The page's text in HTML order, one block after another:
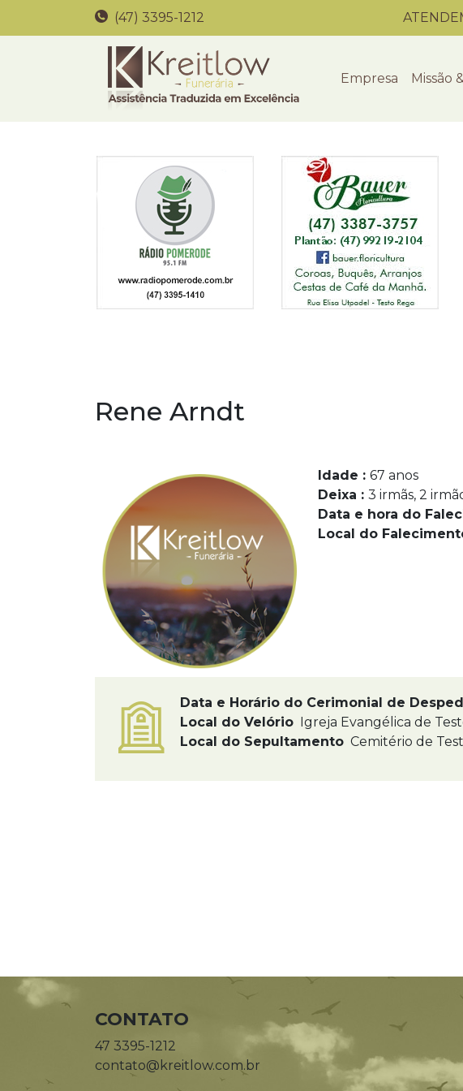
(47) 3395-1212
Empresa Missão
Rene Arndt
Idade : 67 anos
Deixa : 3 irmãs, 2
Data e hora do
Local do
Data e Horário do Cerimonial de
Local do Velório Igreja Evangélica de
Local do Sepultamento Cemitério de
CONTATO
47 3395-1212
contato@kreitlow.com.br